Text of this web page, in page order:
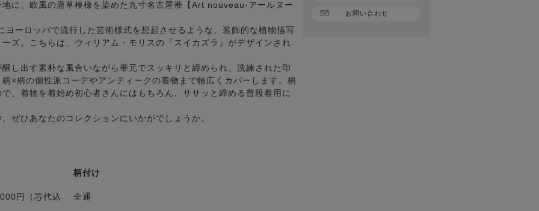
に、欧風の唐草模様を染めた九寸名古屋帯【Art nouveau-アールヌー
ーロッパで流行した芸術様式を想起させるような、装飾的な植物描写
ズ。こちらは、ウィリアム・モリスの『スイカズラ』がデザインされ
し出す素朴な風合いながら帯元でスッキリと締められ、洗練された印
×柄の個性派コーデやアンティークの着物まで幅広くカバーします。柄
、着物を着始め初心者さんにはもちろん、ササッと締める普段着用に
ぜひあなたのコレクションにいかがでしょうか。
円（芯代込
柄付け
全通
お問い合わせ